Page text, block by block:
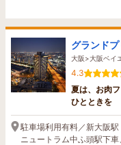
グランド
大阪>大阪ベイ
4.3
夏は、お肉
ひとときを
駐車場利用有料／新大阪
ニュートラム中ふ頭駅下